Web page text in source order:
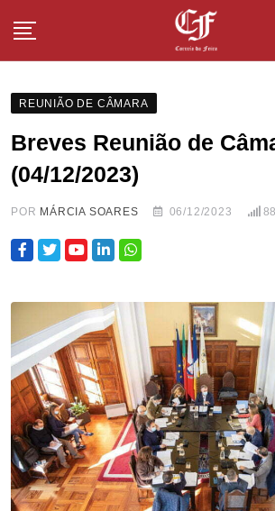
REUNIÃO DE CÂMARA
Breves Reunião de
(04/12/2023)
POR MÁRCIA SOARES 06/12/2023